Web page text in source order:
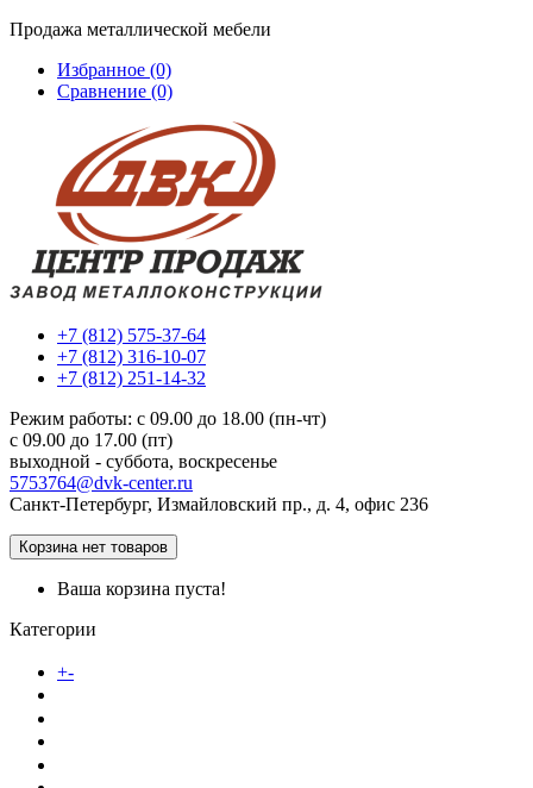
Продажа металлической мебели
Избранное (0)
Сравнение (0)
+7 (812) 575-37-64
+7 (812) 316-10-07
+7 (812) 251-14-32
Режим работы: c 09.00 до 18.00 (пн-чт)
c 09.00 до 17.00 (пт)
выходной - суббота, воскресенье
5753764@dvk-center.ru
Санкт-Петербург, Измайловский пр., д. 4, офис 236
Корзина нет товаров
Ваша корзина пуста!
Категории
+-